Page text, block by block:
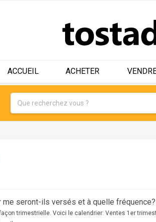
ACCUEIL ACHETER
seront-ils versés et à quelle fréquence?
trimestrielle. Voici le calendrier: Ventes 1er